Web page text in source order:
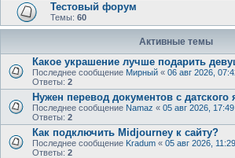
Тестовый форум
Темы: 60
Активные темы
Какое украшение лучше подарить
Последнее сообщение Мирный « 06 авг 2026,
Ответы: 2
Нужен перевод документов с датского
Последнее сообщение Namaz « 05 авг 2026, 17:49
Ответы: 2
Как подключить Midjourney к сайту?
Последнее сообщение Kradum « 05 авг 2026, 11:29
Ответы: 2